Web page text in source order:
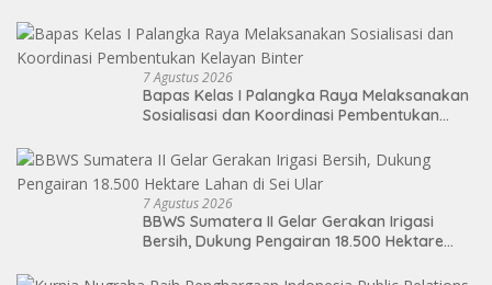
7 Agustus 2026
Bapas Kelas I Palangka Raya Melaksanakan
Sosialisasi dan Koordinasi Pembentukan
7 Agustus 2026
BBWS Sumatera II Gelar Gerakan Irigasi
Bersih, Dukung Pengairan 18.500 Hektare